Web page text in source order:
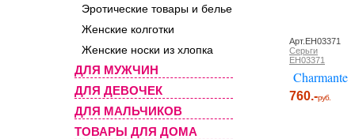
Эротические товары и белье
Женские колготки
Женские носки из хлопка
ДЛЯ МУЖЧИН
ДЛЯ ДЕВОЧЕК
ДЛЯ МАЛЬЧИКОВ
ТОВАРЫ ДЛЯ ДОМА
Арт.EH03371
Серьги
EH03371
Charmante
760.-руб.